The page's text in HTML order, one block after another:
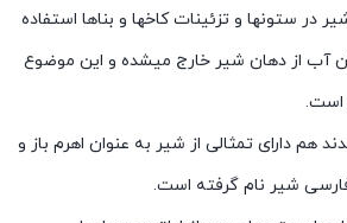
ستونها و تزئینات کاخها و بناها استفاده
آب از دهان شیر خارج میشده و این موضوع
است.
هم دارای تمثالی از شیر به عنوان اهرم باز و
شیر نام گرفته است.